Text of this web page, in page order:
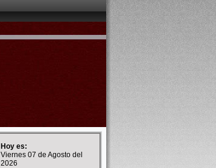
Hoy es:
Viernes 07 de Agosto del
2026